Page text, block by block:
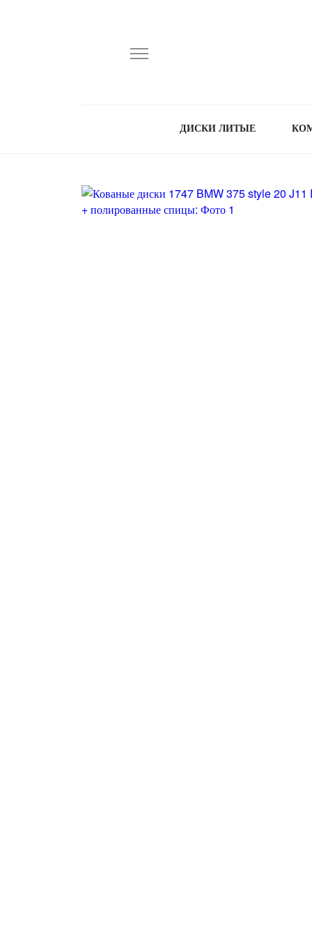
ДИСКИ ЛИТЫЕ